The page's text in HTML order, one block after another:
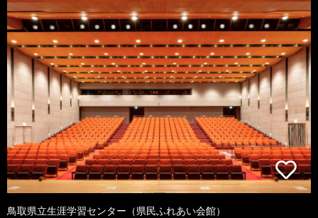
鳥取県立生涯学習センター（県民ふれあい会館）